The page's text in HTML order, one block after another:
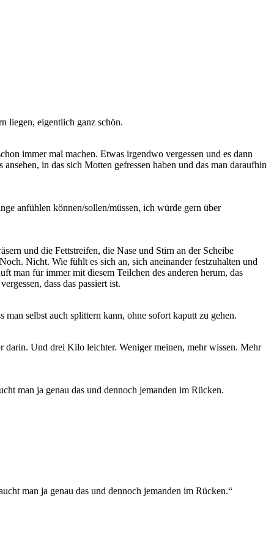
liegen, eigentlich ganz schön.
immer mal machen. Etwas irgendwo vergessen und es dann
in das sich Motten gefressen haben und das man daraufhin
anfühlen können/sollen/müssen, ich würde gern über
und die Fettstreifen, die Nase und Stirn an der Scheibe
Nicht. Wie fühlt es sich an, sich aneinander festzuhalten und
man für immer mit diesem Teilchen des anderen herum, das
dass das passiert ist.
selbst auch splittern kann, ohne sofort kaputt zu gehen.
darin. Und drei Kilo leichter. Weniger meinen, mehr wissen. Mehr
man ja genau das und dennoch jemanden im Rücken.
man ja genau das und dennoch jemanden im Rücken.“